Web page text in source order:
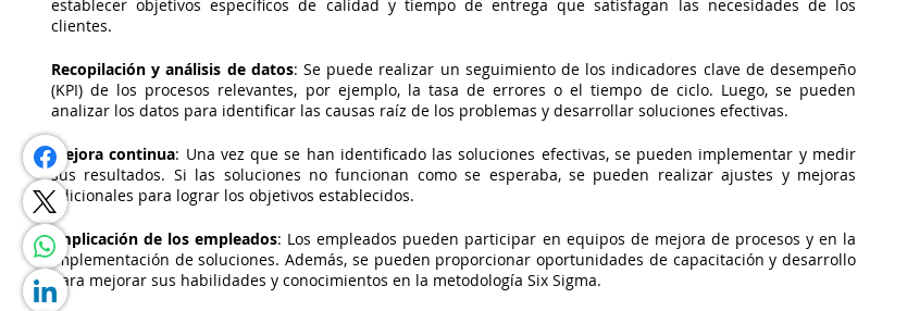
establecer objetivos específicos de calidad y tiempo de entrega que satisfagan las necesidades de los
clientes.
Recopilación y análisis de datos: Se puede realizar un seguimiento de los indicadores clave de desempeño
(KPI) de los procesos relevantes, por ejemplo, la tasa de errores o el tiempo de ciclo. Luego, se pueden
analizar los datos para identificar las causas raíz de los problemas y desarrollar soluciones efectivas.
Mejora continua: Una vez que se han identificado las soluciones efectivas, se pueden implementar y medir
sus resultados. Si las soluciones no funcionan como se esperaba, se pueden realizar ajustes y mejoras
adicionales para lograr los objetivos establecidos.
Implicación de los empleados: Los empleados pueden participar en equipos de mejora de procesos y en la
implementación de soluciones. Además, se pueden proporcionar oportunidades de capacitación y desarrollo
para mejorar sus habilidades y conocimientos en la metodología Six Sigma.